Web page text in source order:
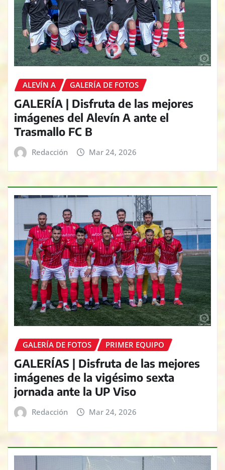
ALEVÍN A GALERÍA DE FOTOS
GALERÍA | Disfruta de las mejores
imágenes del Alevín A ante el
Trasmallo FC B
Redacción Mar 24, 2026
GALERÍA DE FOTOS PRIMER EQUIPO
GALERÍAS | Disfruta de las mejores
imágenes de la vigésimo sexta
jornada ante la UP Viso
Redacción Mar 24, 2026